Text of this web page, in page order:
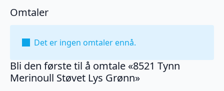
Omtaler
Det er ingen omtaler ennå.
Bli den første til å omtale «8521 Tynn
Merinoull Støvet Lys Grønn»